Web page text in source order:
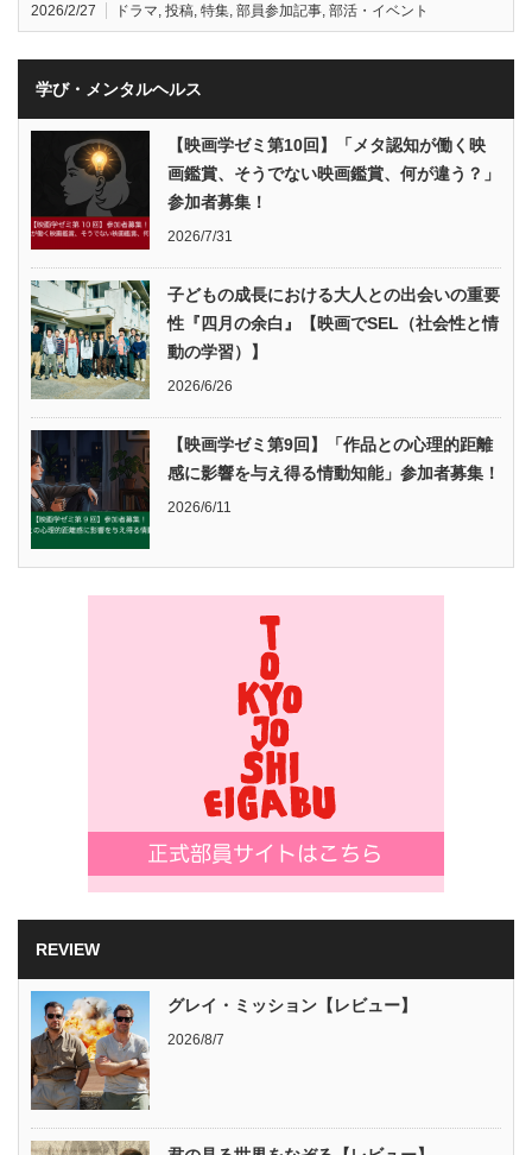
2026/2/27 ドラマ, 投稿, 特集, 部員参加記事, 部活・イベント
学び・メンタルヘルス
【映画学ゼミ第10回】「メタ認知が働く映
画鑑賞、そうでない映画鑑賞、何が違う？」
参加者募集！
2026/7/31
子どもの成長における大人との出会いの重要
性『四月の余白』【映画でSEL（社会性と情
動の学習）】
2026/6/26
【映画学ゼミ第9回】「作品との心理的距離
感に影響を与え得る情動知能」参加者募集！
2026/6/11
REVIEW
グレイ・ミッション【レビュー】
2026/8/7